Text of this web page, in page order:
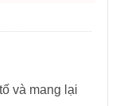
và mang lại